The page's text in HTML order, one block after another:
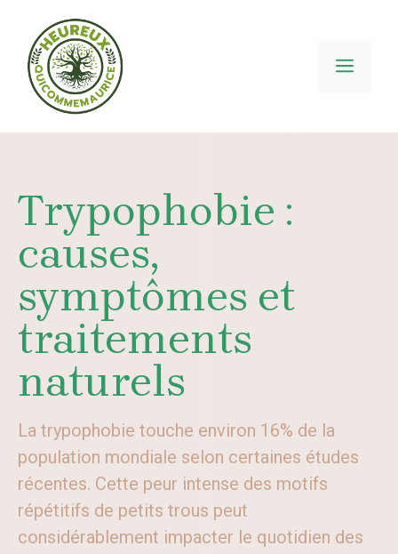
contenu
Trypophobie :
causes,
symptômes et
traitements
naturels
La trypophobie touche environ 16% de la
population mondiale selon certaines études
récentes. Cette peur intense des motifs
répétitifs de petits trous peut
considérablement impacter le quotidien des